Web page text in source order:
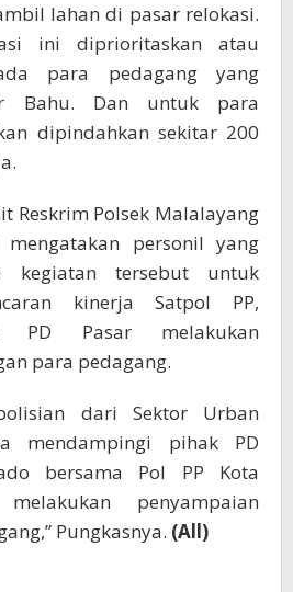
lahan di pasar relokasi.
ini diprioritaskan atau
para pedagang yang
Bahu. Dan untuk para
dipindahkan sekitar 200
Reskrim Polsek Malalayang
personil yang
kegiatan tersebut untuk
kinerja Satpol PP,
PD Pasar melakukan
para pedagang.
dari Sektor Urban
mendampingi pihak PD
bersama Pol PP Kota
penyampaian
Pungkasnya. (All)